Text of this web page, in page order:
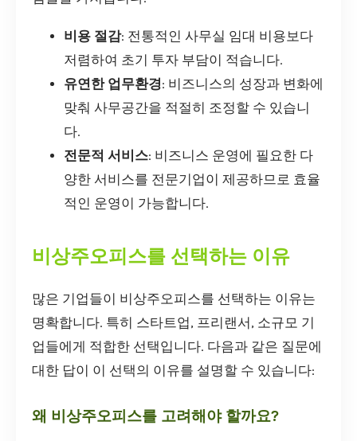
비용 절감: 전통적인 사무실 임대 비용보다
저렴하여 초기 투자 부담이 적습니다.
유연한 업무환경: 비즈니스의 성장과 변화에
맞춰 사무공간을 적절히 조정할 수 있습니
다.
전문적 서비스: 비즈니스 운영에 필요한 다
양한 서비스를 전문기업이 제공하므로 효율
적인 운영이 가능합니다.
비상주오피스를 선택하는 이유
많은 기업들이 비상주오피스를 선택하는 이유는
명확합니다. 특히 스타트업, 프리랜서, 소규모 기
업들에게 적합한 선택입니다. 다음과 같은 질문에
대한 답이 이 선택의 이유를 설명할 수 있습니다:
왜 비상주오피스를 고려해야 할까요?